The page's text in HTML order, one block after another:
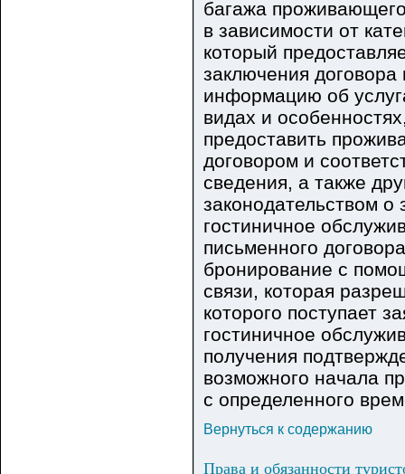
багажа
в зависимости от
который
заключения
информацию об
видах и
предоставить
договором и
сведения, а также
законодательством
гостиничное
письменного
бронирование с
связи, которая
которого поступает
гостиничное
получения
возможного начала
с определенного
Вернуться к содержанию
Права и обязанности